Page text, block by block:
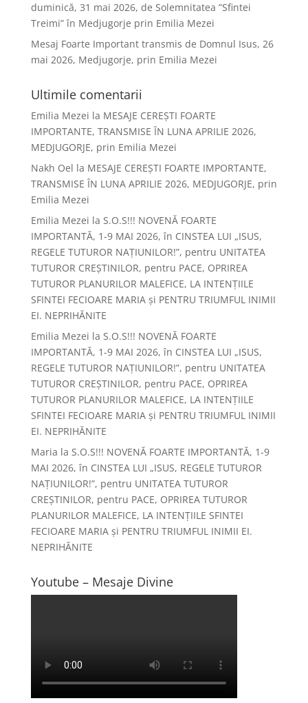
duminică, 31 mai 2026, de Solemnitatea ”Sfintei
Treimi” în Medjugorje prin Emilia Mezei
Mesaj Foarte Important transmis de Domnul Isus, 26
mai 2026, Medjugorje, prin Emilia Mezei
Ultimile comentarii
Emilia Mezei la MESAJE CEREȘTI FOARTE
IMPORTANTE, TRANSMISE ÎN LUNA APRILIE 2026,
MEDJUGORJE, prin Emilia Mezei
Nakh Oel la MESAJE CEREȘTI FOARTE IMPORTANTE,
TRANSMISE ÎN LUNA APRILIE 2026, MEDJUGORJE, prin
Emilia Mezei
Emilia Mezei la S.O.S!!! NOVENĂ FOARTE
IMPORTANTĂ, 1-9 MAI 2026, în CINSTEA LUI „ISUS,
REGELE TUTUROR NAȚIUNILOR!”, pentru UNITATEA
TUTUROR CREȘTINILOR, pentru PACE, OPRIREA
TUTUROR PLANURILOR MALEFICE, LA INTENȚIILE
SFINTEI FECIOARE MARIA și PENTRU TRIUMFUL INIMII
EI. NEPRIHĂNITE
Emilia Mezei la S.O.S!!! NOVENĂ FOARTE
IMPORTANTĂ, 1-9 MAI 2026, în CINSTEA LUI „ISUS,
REGELE TUTUROR NAȚIUNILOR!”, pentru UNITATEA
TUTUROR CREȘTINILOR, pentru PACE, OPRIREA
TUTUROR PLANURILOR MALEFICE, LA INTENȚIILE
SFINTEI FECIOARE MARIA și PENTRU TRIUMFUL INIMII
EI. NEPRIHĂNITE
Maria la S.O.S!!! NOVENĂ FOARTE IMPORTANTĂ, 1-9
MAI 2026, în CINSTEA LUI „ISUS, REGELE TUTUROR
NAȚIUNILOR!”, pentru UNITATEA TUTUROR
CREȘTINILOR, pentru PACE, OPRIREA TUTUROR
PLANURILOR MALEFICE, LA INTENȚIILE SFINTEI
FECIOARE MARIA și PENTRU TRIUMFUL INIMII EI.
NEPRIHĂNITE
Youtube – Mesaje Divine